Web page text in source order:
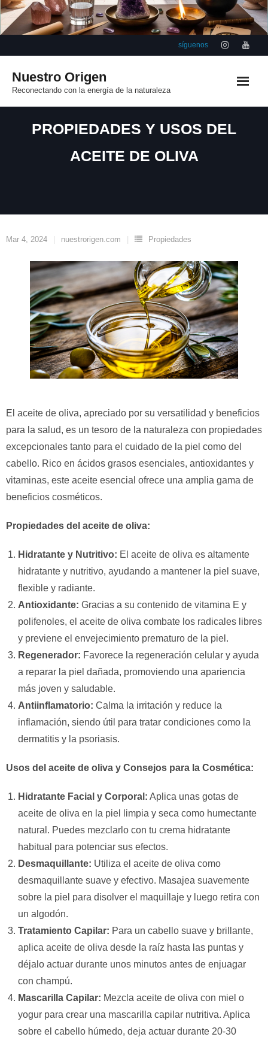
Saltar
síguenos
Nuestro Origen
Reconectando con la energía de la naturaleza
PROPIEDADES Y USOS DEL
ACEITE DE OLIVA
Mar 4, 2024 nuestrorigen.com Propiedades
El aceite de oliva, apreciado por su versatilidad y beneficios
para la salud, es un tesoro de la naturaleza con propiedades
excepcionales tanto para el cuidado de la piel como del
cabello. Rico en ácidos grasos esenciales, antioxidantes y
vitaminas, este aceite esencial ofrece una amplia gama de
beneficios cosméticos.
Propiedades del aceite de oliva:
Hidratante y Nutritivo: El aceite de oliva es altamente
hidratante y nutritivo, ayudando a mantener la piel suave,
flexible y radiante.
Antioxidante: Gracias a su contenido de vitamina E y
polifenoles, el aceite de oliva combate los radicales libres
y previene el envejecimiento prematuro de la piel.
Regenerador: Favorece la regeneración celular y ayuda
a reparar la piel dañada, promoviendo una apariencia
más joven y saludable.
Antiinflamatorio: Calma la irritación y reduce la
inflamación, siendo útil para tratar condiciones como la
dermatitis y la psoriasis.
Usos del aceite de oliva y Consejos para la Cosmética:
Hidratante Facial y Corporal: Aplica unas gotas de
aceite de oliva en la piel limpia y seca como humectante
natural. Puedes mezclarlo con tu crema hidratante
habitual para potenciar sus efectos.
Desmaquillante: Utiliza el aceite de oliva como
desmaquillante suave y efectivo. Masajea suavemente
sobre la piel para disolver el maquillaje y luego retira con
un algodón.
Tratamiento Capilar: Para un cabello suave y brillante,
aplica aceite de oliva desde la raíz hasta las puntas y
déjalo actuar durante unos minutos antes de enjuagar
con champú.
Mascarilla Capilar: Mezcla aceite de oliva con miel o
yogur para crear una mascarilla capilar nutritiva. Aplica
sobre el cabello húmedo, deja actuar durante 20-30